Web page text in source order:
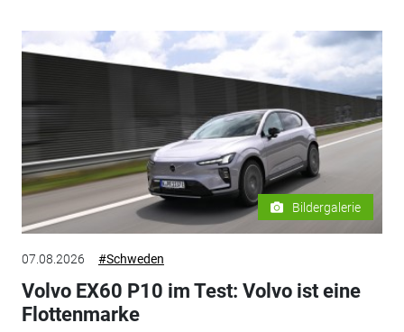
Bildergalerie
07.08.2026 #Schweden
Volvo EX60 P10 im Test: Volvo ist eine
Flottenmarke